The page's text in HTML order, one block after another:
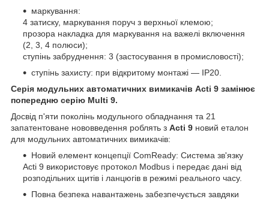
маркування:
4 затиску, маркування поруч з верхньої клемою;
прозора накладка для маркування на важелі включення
(2, 3, 4 полюси);
ступінь забруднення: 3 (застосування в промисловості);
ступінь захисту: при відкритому монтажі ― IP20.
Серія модульних автоматичних вимикачів Acti 9 замінює
попередню серію Multi 9.
Досвід п'яти поколінь модульного обладнання та 21
запатентоване нововведення роблять з Acti 9 новий еталон
для модульних автоматичних вимикачів:
Новий елемент концепції ComReady: Система зв'язку
Acti 9 використовує протокол Modbus і передає дані від
розподільних щитів і ланцюгів в режимі реального часу.
Повна безпека навантажень забезпечується завдяки